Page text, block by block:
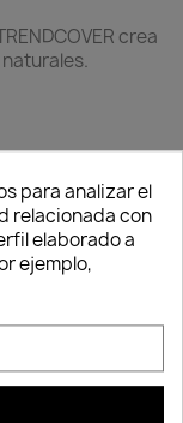
crea
para analizar el
relacionada con
elaborado a
ejemplo,
Consentimiento de cookies